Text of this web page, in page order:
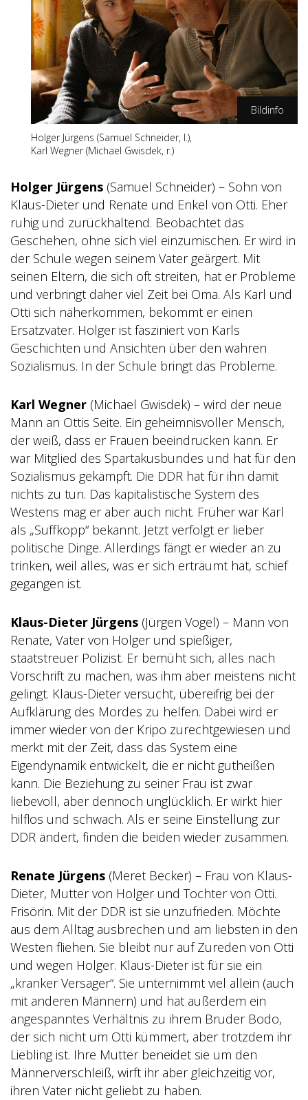
Bildinfo
Holger Jürgens (Samuel Schneider, l.),
Karl Wegner (Michael Gwisdek, r.)
Holger Jürgens (Samuel Schneider) – Sohn von
Klaus-Dieter und Renate und Enkel von Otti. Eher
ruhig und zurückhaltend. Beobachtet das
Geschehen, ohne sich viel einzumischen. Er wird in
der Schule wegen seinem Vater geärgert. Mit
seinen Eltern, die sich oft streiten, hat er Probleme
und verbringt daher viel Zeit bei Oma. Als Karl und
Otti sich näherkommen, bekommt er einen
Ersatzvater. Holger ist fasziniert von Karls
Geschichten und Ansichten über den wahren
Sozialismus. In der Schule bringt das Probleme.
Karl Wegner (Michael Gwisdek) – wird der neue
Mann an Ottis Seite. Ein geheimnisvoller Mensch,
der weiß, dass er Frauen beeindrucken kann. Er
war Mitglied des Spartakusbundes und hat für den
Sozialismus gekämpft. Die DDR hat für ihn damit
nichts zu tun. Das kapitalistische System des
Westens mag er aber auch nicht. Früher war Karl
als „Suffkopp“ bekannt. Jetzt verfolgt er lieber
politische Dinge. Allerdings fängt er wieder an zu
trinken, weil alles, was er sich erträumt hat, schief
gegangen ist.
Klaus-Dieter Jürgens (Jürgen Vogel) – Mann von
Renate, Vater von Holger und spießiger,
staatstreuer Polizist. Er bemüht sich, alles nach
Vorschrift zu machen, was ihm aber meistens nicht
gelingt. Klaus-Dieter versucht, übereifrig bei der
Aufklärung des Mordes zu helfen. Dabei wird er
immer wieder von der Kripo zurechtgewiesen und
merkt mit der Zeit, dass das System eine
Eigendynamik entwickelt, die er nicht gutheißen
kann. Die Beziehung zu seiner Frau ist zwar
liebevoll, aber dennoch unglücklich. Er wirkt hier
hilflos und schwach. Als er seine Einstellung zur
DDR ändert, finden die beiden wieder zusammen.
Renate Jürgens (Meret Becker) – Frau von Klaus-
Dieter, Mutter von Holger und Tochter von Otti.
Frisörin. Mit der DDR ist sie unzufrieden. Möchte
aus dem Alltag ausbrechen und am liebsten in den
Westen fliehen. Sie bleibt nur auf Zureden von Otti
und wegen Holger. Klaus-Dieter ist für sie ein
„kranker Versager“. Sie unternimmt viel allein (auch
mit anderen Männern) und hat außerdem ein
angespanntes Verhältnis zu ihrem Bruder Bodo,
der sich nicht um Otti kümmert, aber trotzdem ihr
Liebling ist. Ihre Mutter beneidet sie um den
Männerverschleiß, wirft ihr aber gleichzeitig vor,
ihren Vater nicht geliebt zu haben.